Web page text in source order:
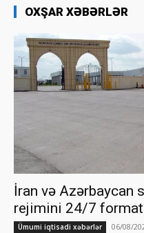
OXŞAR XƏBƏRLƏR
İran və Azərbaycan
rejimini 24/7
Ümumi iqtisadi xəbərlər 06/08/